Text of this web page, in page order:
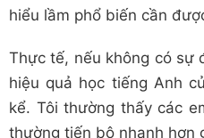
hiểu lầm phổ biến cần
Thực tế, nếu không có sự
hiệu quả học tiếng Anh
kể. Tôi thường thấy các
thường tiến bộ nhanh hơn